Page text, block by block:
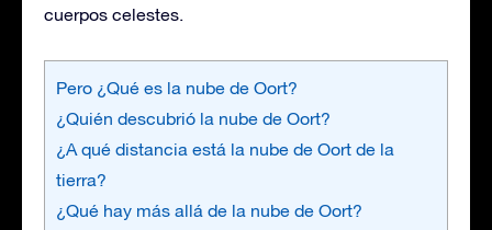
cuerpos celestes.
Pero ¿Qué es la nube de Oort?
¿Quién descubrió la nube de Oort?
¿A qué distancia está la nube de Oort de la
tierra?
¿Qué hay más allá de la nube de Oort?